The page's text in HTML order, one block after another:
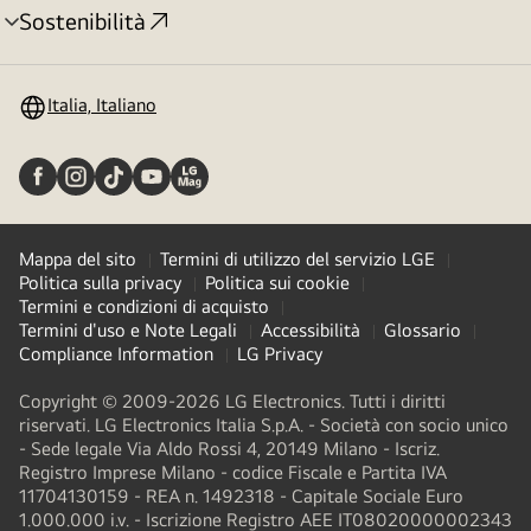
Sostenibilità
Attivazione
Italia, Italiano
Mappa del sito
Termini di utilizzo del servizio LGE
Politica sulla privacy
Politica sui cookie
Termini e condizioni di acquisto
Termini d'uso e Note Legali
Accessibilità
Glossario
Compliance Information
LG Privacy
Copyright © 2009-2026 LG Electronics. Tutti i diritti
riservati. LG Electronics Italia S.p.A. - Società con socio unico
- Sede legale Via Aldo Rossi 4, 20149 Milano - Iscriz.
Registro Imprese Milano - codice Fiscale e Partita IVA
11704130159 - REA n. 1492318 - Capitale Sociale Euro
1.000.000 i.v. - Iscrizione Registro AEE IT08020000002343​